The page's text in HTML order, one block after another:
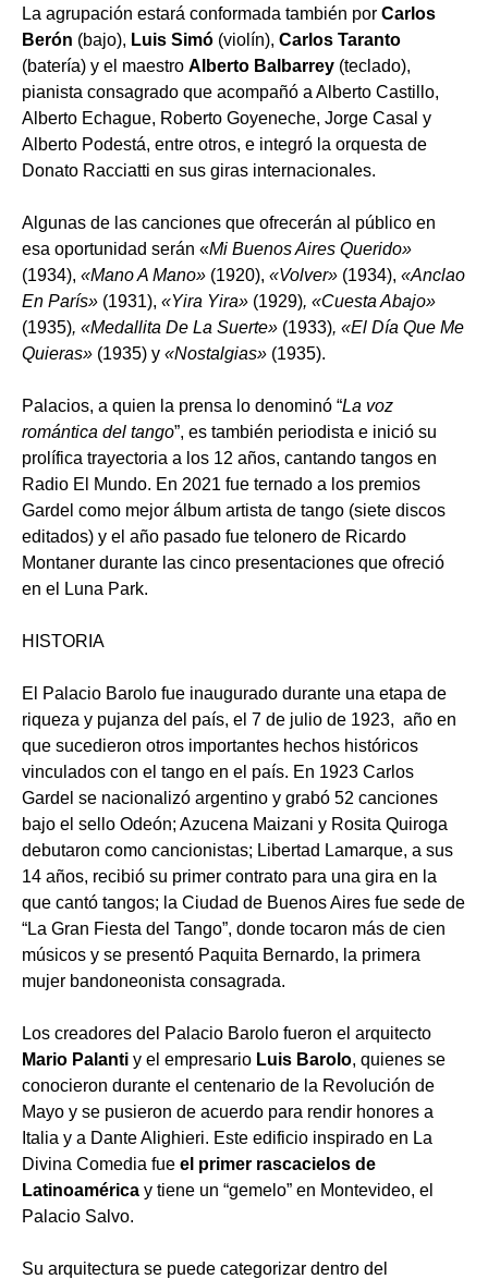
La agrupación estará conformada también por Carlos
Berón (bajo), Luis Simó (violín), Carlos Taranto
(batería) y el maestro Alberto Balbarrey (teclado),
pianista consagrado que acompañó a Alberto Castillo,
Alberto Echague, Roberto Goyeneche, Jorge Casal y
Alberto Podestá, entre otros, e integró la orquesta de
Donato Racciatti en sus giras internacionales.
Algunas de las canciones que ofrecerán al público en
esa oportunidad serán «Mi Buenos Aires Querido»
(1934), «Mano A Mano» (1920), «Volver» (1934), «Anclao
En París» (1931), «Yira Yira» (1929), «Cuesta Abajo»
(1935), «Medallita De La Suerte» (1933), «El Día Que Me
Quieras» (1935) y «Nostalgias» (1935).
Palacios, a quien la prensa lo denominó “La voz
romántica del tango”, es también periodista e inició su
prolífica trayectoria a los 12 años, cantando tangos en
Radio El Mundo. En 2021 fue ternado a los premios
Gardel como mejor álbum artista de tango (siete discos
editados) y el año pasado fue telonero de Ricardo
Montaner durante las cinco presentaciones que ofreció
en el Luna Park.
HISTORIA
El Palacio Barolo fue inaugurado durante una etapa de
riqueza y pujanza del país, el 7 de julio de 1923, año en
que sucedieron otros importantes hechos históricos
vinculados con el tango en el país. En 1923 Carlos
Gardel se nacionalizó argentino y grabó 52 canciones
bajo el sello Odeón; Azucena Maizani y Rosita Quiroga
debutaron como cancionistas; Libertad Lamarque, a sus
14 años, recibió su primer contrato para una gira en la
que cantó tangos; la Ciudad de Buenos Aires fue sede de
“La Gran Fiesta del Tango”, donde tocaron más de cien
músicos y se presentó Paquita Bernardo, la primera
mujer bandoneonista consagrada.
Los creadores del Palacio Barolo fueron el arquitecto
Mario Palanti y el empresario Luis Barolo, quienes se
conocieron durante el centenario de la Revolución de
Mayo y se pusieron de acuerdo para rendir honores a
Italia y a Dante Alighieri. Este edificio inspirado en La
Divina Comedia fue el primer rascacielos de
Latinoamérica y tiene un “gemelo” en Montevideo, el
Palacio Salvo.
Su arquitectura se puede categorizar dentro del